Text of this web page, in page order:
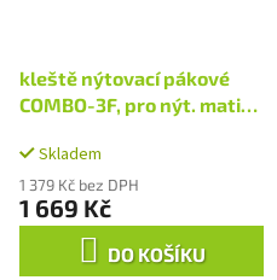
kleště nýtovací pákové
COMBO-3F, pro nýt. matice
M8, trhací nýty 2,4-6,4mm
Skladem
1 379 Kč bez DPH
1 669 Kč
DO KOŠÍKU